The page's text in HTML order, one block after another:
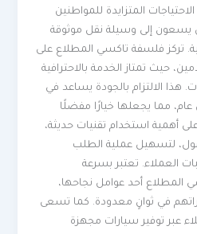
المتزايدة للمواطنين
إلى وسيلة نقل موثوقة
فلسفة تاكسي المطلاع على
حيث تمتاز الخدمة بالاحترافية
الالتزام بالجودة يساعد في
مما يجعلها خيارًا مفضلًا
أهمية استخدام تقنيات حديثة،
لتسهيل عملية الطلب
العملاء. تعتبر بسرعة
أحد عوامل نجاحها،
في ثوانٍ معدودة. كما تسعى
توفير سيارات مجهزة